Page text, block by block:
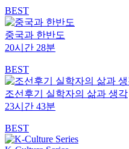
BEST
중국과 한반도
20시간 28분
BEST
조선후기 실학자의 삶과 생각
23시간 43분
BEST